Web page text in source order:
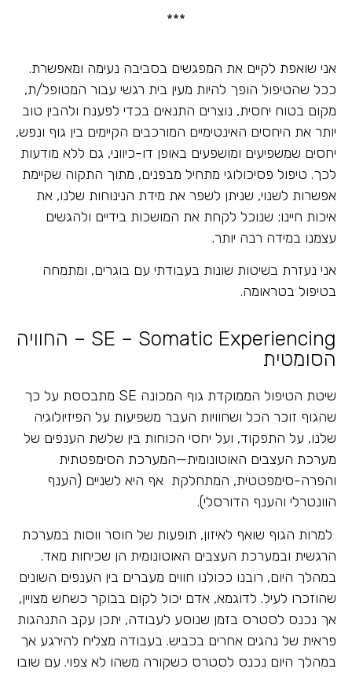
***
אני שואפת לקיים את המפגשים בסביבה נעימה ומאפשרת.
ככל שהטיפול הופך להיות מעין בית רגשי עבור המטופל/ת,
מקום בטוח יחסית, נוצרים התנאים בכדי לפענח ולהבין טוב
יותר את היחסים האינטימיים המורכבים הקיימים בין גוף ונפש,
יחסים שמשפיעים ומושפעים באופן דו-כיווני, גם ללא מודעות
לכך. טיפול פסיכולוגי מתחיל מבפנים, מתוך התקוה שקיימת
אפשרות לשנוי, שניתן לשפר את מידת הנינוחות שלנו, את
איכות חיינו; שנוכל לקחת את המושכות בידיים ולהגשים
עצמנו במידה רבה יותר.
אני נעזרת בשיטות שונות בעבודתי עם בוגרים, ומתמחה
בטיפול בטראומה.
SE – Somatic Experiencing – החוויה
הסומטית
שיטת הטיפול הממוקדת גוף המכונה SE מתבססת על כך
שהגוף זוכר הכל ושחוויות העבר משפיעות על הפיזיולוגיה
שלנו, על התפקוד, ועל יחסי הכוחות בין שלשת הענפים של
מערכת העצבים האוטונומית—המערכת הסימפטתית
והפרה-סימפטטית, המתחלקת אף היא לשניים (הענף
הוונטרלי והענף הדורסלי).
למרות הגוף שואף לאיזון, תופעות של חוסר ווסות במערכת
הרגשית ובמערכת העצבים האוטונומית הן שכיחות מאד.
במהלך היום, רובנו ככולנו חווים מעברים בין הענפים השונים
שהוזכרו לעיל. לדוגמא, אדם יכול לקום בבוקר כשחש מצויין,
אך נכנס לסטרס בזמן שנוסע לעבודה, יתכן עקב התנהגות
פראית של נהגים אחרים בכביש. בעבודה מצליח להירגע אך
במהלך היום נכנס לסטרס כשקורה משהו לא צפוי. עם שובו